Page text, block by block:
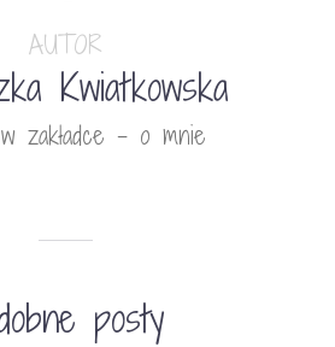
AUTOR
Kwiatkowska
zakładce - o mnie
posty